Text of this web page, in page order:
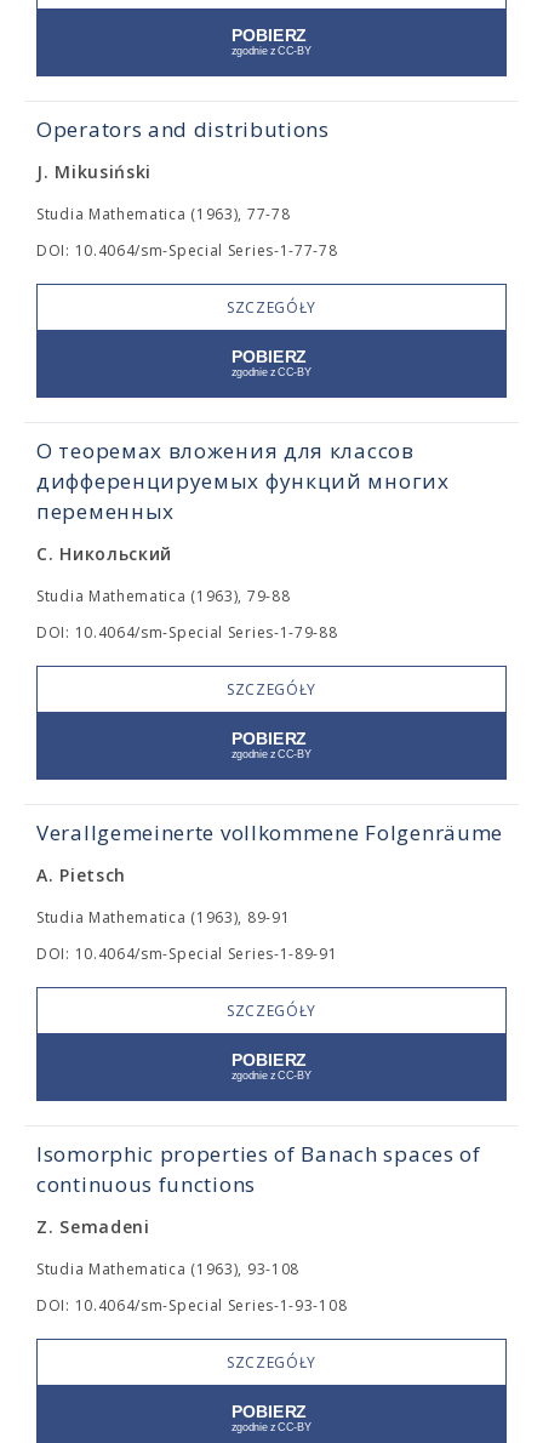
Operators and distributions
J. Mikusiński
Studia Mathematica (1963), 77-78
DOI: 10.4064/sm-Special Series-1-77-78
SZCZEGÓŁY
О теоремах вложения для классов
дифференцируемых функций многих
переменных
С. Никольский
Studia Mathematica (1963), 79-88
DOI: 10.4064/sm-Special Series-1-79-88
SZCZEGÓŁY
Verallgemeinerte vollkommene Folgenräume
A. Pietsch
Studia Mathematica (1963), 89-91
DOI: 10.4064/sm-Special Series-1-89-91
SZCZEGÓŁY
Isomorphic properties of Banach spaces of
continuous functions
Z. Semadeni
Studia Mathematica (1963), 93-108
DOI: 10.4064/sm-Special Series-1-93-108
SZCZEGÓŁY